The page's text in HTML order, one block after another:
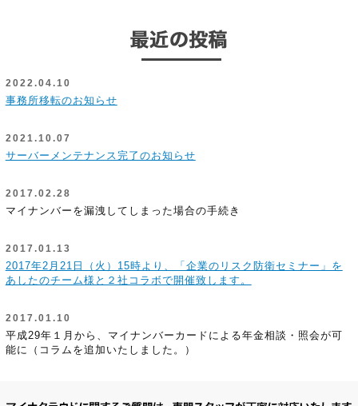
2022.04.10
事務所移転のお知らせ
2021.10.07
サーバーメンテナンス完了のお知らせ
2017.02.28
マイナンバーを漏洩してしまった場合の手続き
2017.01.13
2017年2月21日（火）15時より、「企業のリスク防衛セミナー」を
あしたのチーム様と２社コラボで開催致します。
2017.01.10
平成29年１月から、マイナンバーカードによる年金相談・照会が可
能に（コラムを追加いたしました。）